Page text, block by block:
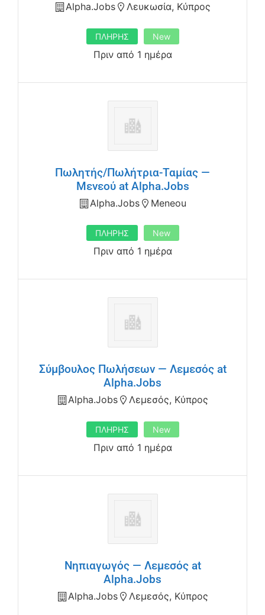
Alpha.jobs Λευκωσία, Κύπρος
ΠΛΗΡΗΣ New
Πριν από 1 ημέρα
Πωλητής/Πωλήτρια-Ταμίας —
Μενεού at Alpha.Jobs
Alpha.jobs Meneou
ΠΛΗΡΗΣ New
Πριν από 1 ημέρα
Σύμβουλος Πωλήσεων — Λεμεσός at
Alpha.Jobs
Alpha.jobs Λεμεσός, Κύπρος
ΠΛΗΡΗΣ New
Πριν από 1 ημέρα
Νηπιαγωγός — Λεμεσός at
Alpha.Jobs
Alpha.jobs Λεμεσός, Κύπρος